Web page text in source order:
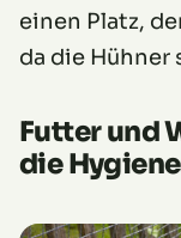
einen Platz,
da die
Futter und
die